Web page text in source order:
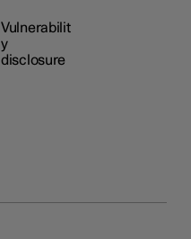
Vulnerabilit
y
disclosure